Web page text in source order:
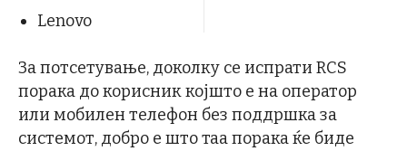
Lenovo
За потсетување, доколку се испрати RCS
порака до корисник којшто е на оператор
или мобилен телефон без поддршка за
системот, добро е што таа порака ќе биде